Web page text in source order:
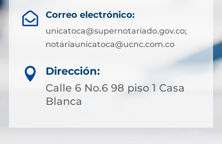
 Correo electrónico:
unicatoca@supernotariado.gov.co;
notariaunicatoca@ucnc.com.co

Dirección:
Calle 6 No.6 98 piso 1 Casa
Blanca